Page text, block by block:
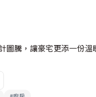
騰，讓豪宅更添一份溫